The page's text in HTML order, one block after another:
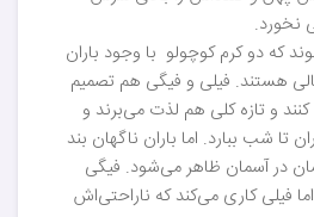
نخورد.
که دو کرم کوچولو با وجود باران
هستند. فیلی و فیگی هم تصمیم
کنند و تازه کلی هم لذت می‌برند و
تا شب ببارد. اما باران ناگهان بند
در آسمان ظاهر می‌شود. فیگی
فیلی کاری می‌کند که ناراحتی‌اش